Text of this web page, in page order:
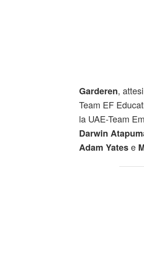
ad ottenere
Garderen,
Team EF
la UAE-Team
Darwin
Adam Yatese